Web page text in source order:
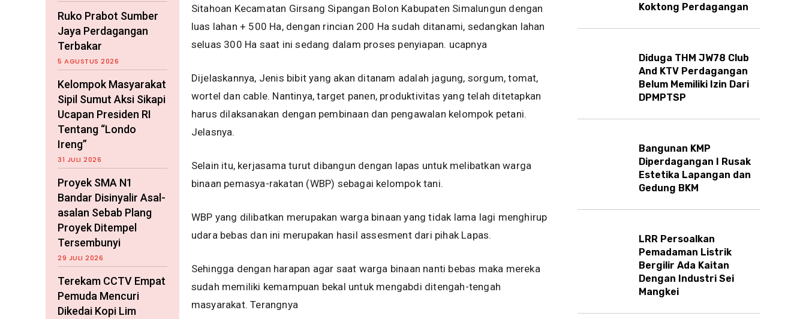
Ruko Prabot Sumber
Jaya Perdagangan
Terbakar
5 AGUSTUS 2026
Kelompok Masyarakat
Sipil Sumut Aksi Sikapi
Ucapan Presiden RI
Tentang “Londo
Ireng”
31 JULI 2026
Proyek SMA N1
Bandar Disinyalir Asal-
asalan Sebab Plang
Proyek Ditempel
Tersembunyi
29 JULI 2026
Terekam CCTV Empat
Pemuda Mencuri
Dikedai Kopi Lim
Sitahoan Kecamatan Girsang Sipangan Bolon Kabupaten Simalungun dengan
luas lahan + 500 Ha, dengan rincian 200 Ha sudah ditanami, sedangkan lahan
seluas 300 Ha saat ini sedang dalam proses penyiapan. ucapnya
Dijelaskannya, Jenis bibit yang akan ditanam adalah jagung, sorgum, tomat,
wortel dan cable. Nantinya, target panen, produktivitas yang telah ditetapkan
harus dilaksanakan dengan pembinaan dan pengawalan kelompok petani.
Jelasnya.
Selain itu, kerjasama turut dibangun dengan lapas untuk melibatkan warga
binaan pemasya-rakatan (WBP) sebagai kelompok tani.
WBP yang dilibatkan merupakan warga binaan yang tidak lama lagi menghirup
udara bebas dan ini merupakan hasil assesment dari pihak Lapas.
Sehingga dengan harapan agar saat warga binaan nanti bebas maka mereka
sudah memiliki kemampuan bekal untuk mengabdi ditengah-tengah
masyarakat. Terangnya
Koktong Perdagangan
Diduga THM JW78 Club
And KTV Perdagangan
Belum Memiliki Izin Dari
DPMPTSP
Bangunan KMP
Diperdagangan I Rusak
Estetika Lapangan dan
Gedung BKM
LRR Persoalkan
Pemadaman Listrik
Bergilir Ada Kaitan
Dengan Industri Sei
Mangkei